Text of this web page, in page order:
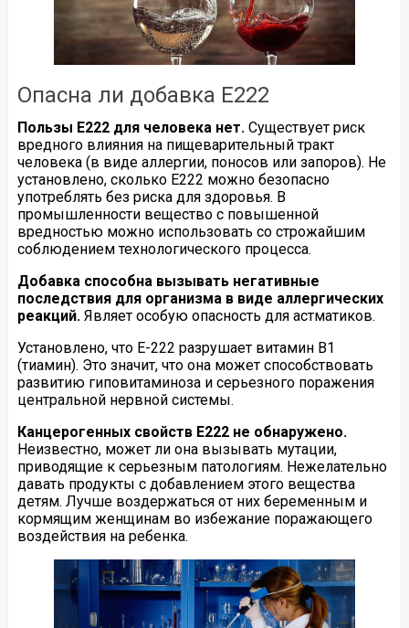
Опасна ли добавка Е222
Пользы Е222 для человека нет. Существует риск
вредного влияния на пищеварительный тракт
человека (в виде аллергии, поносов или запоров). Не
установлено, сколько Е222 можно безопасно
употреблять без риска для здоровья. В
промышленности вещество с повышенной
вредностью можно использовать со строжайшим
соблюдением технологического процесса.
Добавка способна вызывать негативные
последствия для организма в виде аллергических
реакций.Являет особую опасность для астматиков.
Установлено, что Е-222 разрушает витамин В1
(тиамин). Это значит, что она может способствовать
развитию гиповитаминоза и серьезного поражения
центральной нервной системы.
Канцерогенных свойств E222 не обнаружено.
Неизвестно, может ли она вызывать мутации,
приводящие к серьезным патологиям. Нежелательно
давать продукты с добавлением этого вещества
детям. Лучше воздержаться от них беременным и
кормящим женщинам во избежание поражающего
воздействия на ребенка.